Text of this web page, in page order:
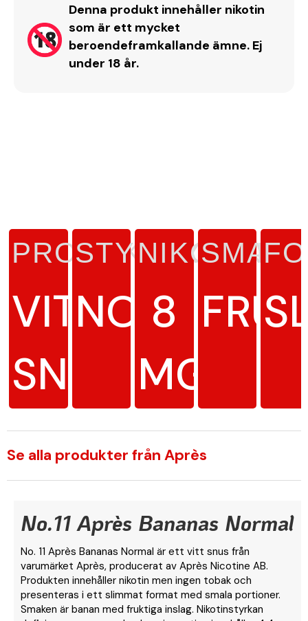
Denna produkt innehåller nikotin
som är ett mycket
beroendeframkallande ämne. Ej
under 18 år.
PRODUKTTYP
VITT
SNUS
STYRKA
NORMAL
8
MG/G
SMAK
Se alla produkter från Après
No.11 Après Bananas Normal
No. 11 Après Bananas Normal är ett vitt snus från
varumärket Après, producerat av Après Nicotine AB.
Produkten innehåller nikotin men ingen tobak och
presenteras i ett slimmat format med smala portioner.
Smaken är banan med fruktiga inslag. Nikotinstyrkan